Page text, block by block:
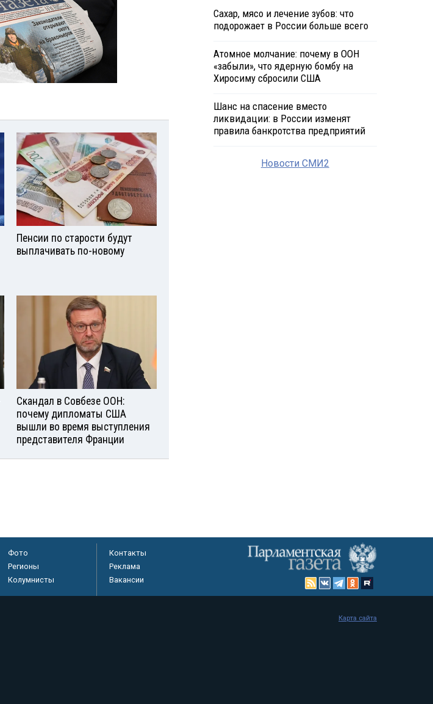
Пенсии по старости будут
выплачивать по-новому
Скандал в Совбезе ООН:
почему дипломаты США
вышли во время выступления
представителя Франции
Сахар, мясо и лечение зубов: что
подорожает в России больше всего
Атомное молчание: почему в ООН
«забыли», что ядерную бомбу на
Хиросиму сбросили США
Шанс на спасение вместо
ликвидации: в России изменят
правила банкротства предприятий
Новости СМИ2
Фото
Регионы
Колумнисты
Контакты
Реклама
Вакансии
Карта сайта